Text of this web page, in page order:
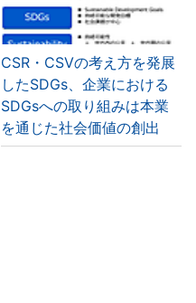
CSR・CSVの考え方を発展
したSDGs、企業における
SDGsへの取り組みは本業
を通じた社会価値の創出